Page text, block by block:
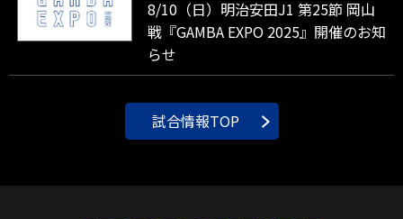
8/10（日）明治安田J1 第25節 岡山
戦『GAMBA EXPO 2025』開催のお知
らせ
試合情報TOP